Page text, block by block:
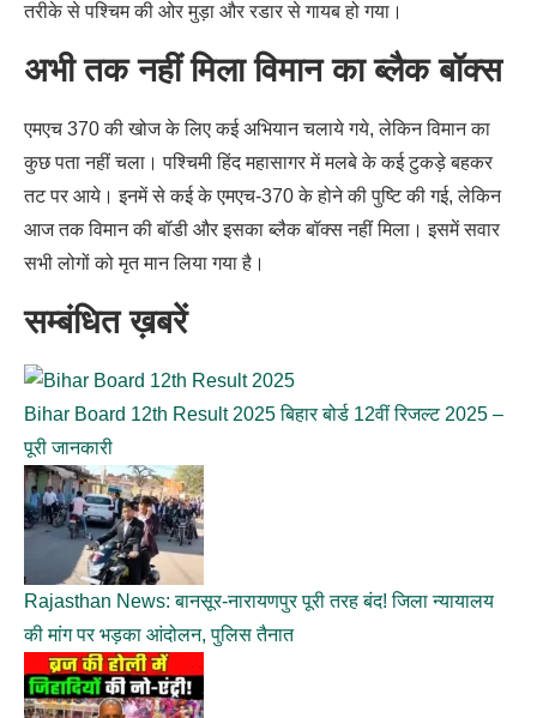
तरीके से पश्चिम की ओर मुड़ा और रडार से गायब हो गया।
अभी तक नहीं मिला विमान का ब्लैक बॉक्स
एमएच 370 की खोज के लिए कई अभियान चलाये गये, लेकिन विमान का
कुछ पता नहीं चला। पश्चिमी हिंद महासागर में मलबे के कई टुकड़े बहकर
तट पर आये। इनमें से कई के एमएच-370 के होने की पुष्टि की गई, लेकिन
आज तक विमान की बॉडी और इसका ब्लैक बॉक्स नहीं मिला। इसमें सवार
सभी लोगों को मृत मान लिया गया है।
सम्बंधित ख़बरें
Bihar Board 12th Result 2025 बिहार बोर्ड 12वीं रिजल्ट 2025 –
पूरी जानकारी
Rajasthan News: बानसूर-नारायणपुर पूरी तरह बंद! जिला न्यायालय
की मांग पर भड़का आंदोलन, पुलिस तैनात